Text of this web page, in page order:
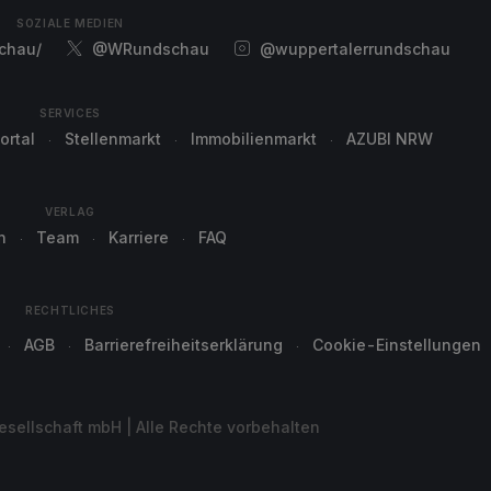
SOZIALE MEDIEN
@WRundschau @wuppertalerrundschau
SERVICES
Stellenmarkt Immobilienmarkt AZUBI NRW
VERLAG
Team Karriere FAQ
RECHTLICHES
AGB Barrierefreiheitserklärung Cookie-Einstellungen
mbH | Alle Rechte vorbehalten